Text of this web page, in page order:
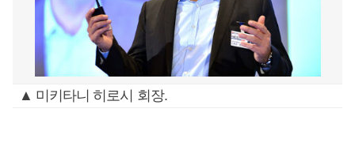
▲ 미키타니 히로시 회장.